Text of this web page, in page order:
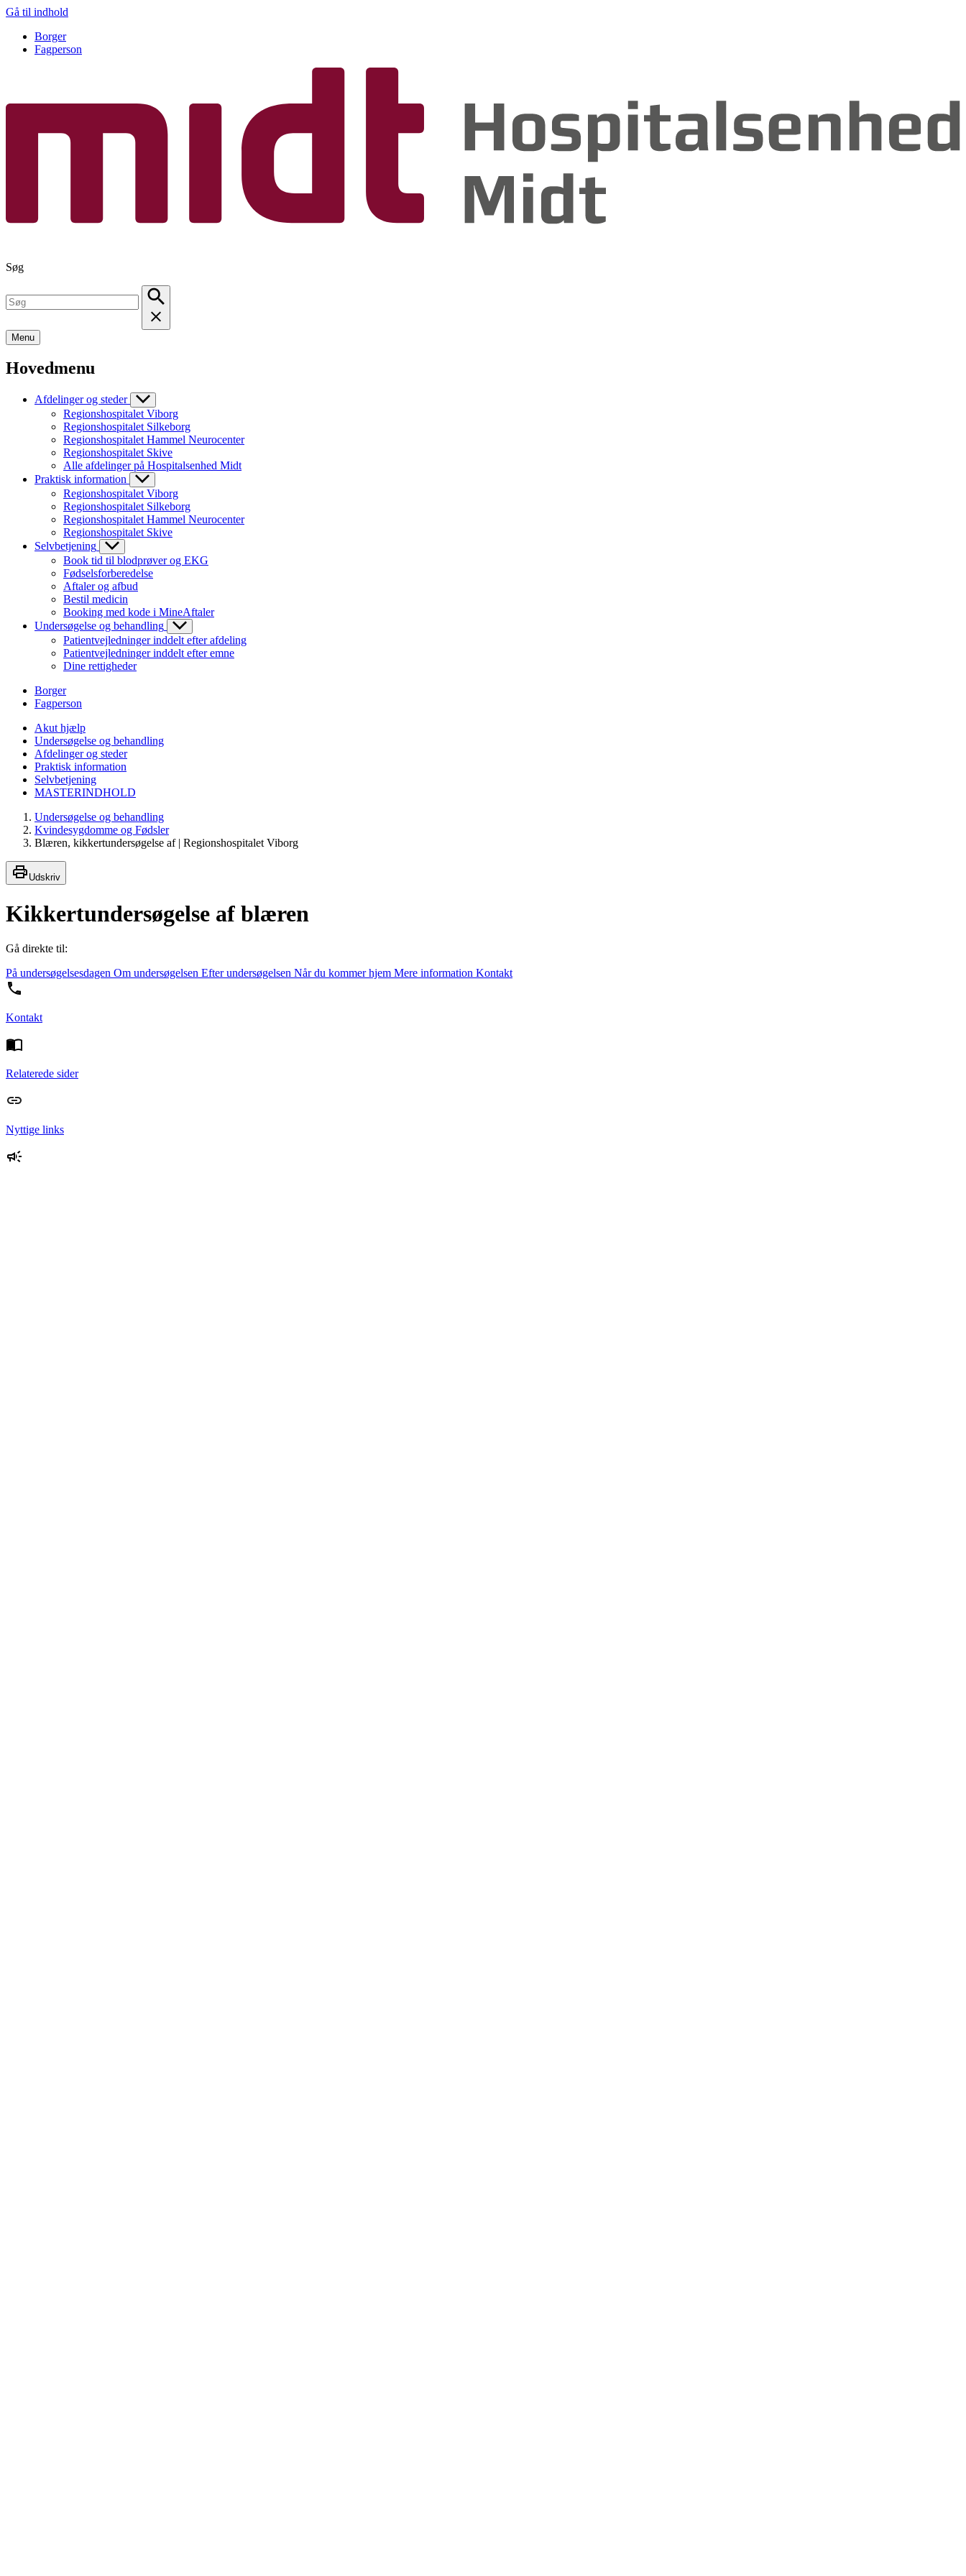
Gå til indhold
Borger
Fagperson
Søg
Menu
Hovedmenu
Afdelinger og steder
Regionshospitalet Viborg
Regionshospitalet Silkeborg
Regionshospitalet Hammel Neurocenter
Regionshospitalet Skive
Alle afdelinger på Hospitalsenhed Midt
Praktisk information
Regionshospitalet Viborg
Regionshospitalet Silkeborg
Regionshospitalet Hammel Neurocenter
Regionshospitalet Skive
Selvbetjening
Book tid til blodprøver og EKG
Fødselsforberedelse
Aftaler og afbud
Bestil medicin
Booking med kode i MineAftaler
Undersøgelse og behandling
Patientvejledninger inddelt efter afdeling
Patientvejledninger inddelt efter emne
Dine rettigheder
Borger
Fagperson
Akut hjælp
Undersøgelse og behandling
Afdelinger og steder
Praktisk information
Selvbetjening
MASTERINDHOLD
Undersøgelse og behandling
Kvindesygdomme og Fødsler
Blæren, kikkertundersøgelse af | Regionshospitalet Viborg
Udskriv
Kikkertundersøgelse af blæren
Gå direkte til:
På undersøgelsesdagen Om undersøgelsen Efter undersøgelsen Når du kommer hjem Mere information Kontakt
Kontakt
Relaterede sider
Nyttige links